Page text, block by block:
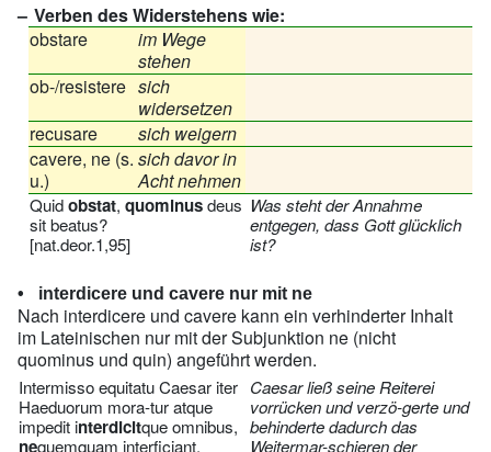
Verben des Widerstehens wie:
obstare
im Wege
stehen
ob-/resistere sich
widersetzen
recusare
sich weigern
cavere, ne (s.
u.)
sich davor in
Acht nehmen
Quidobstat,quominusdeus
sit beatus?
[nat.deor.1,95]
Was steht der Annahme
entgegen, dass Gott glücklich
ist?
interdicere und cavere nur mit ne
Nach interdicere und cavere kann ein verhinderter Inhalt
im Lateinischen nur mit der Subjunktion ne (nicht
quominus und quin) angeführt werden.
Intermisso equitatu Caesar iter
Haeduorum mora-tur atque
impedit interdicitque omnibus,
nequemquam interficiant.
Caesar ließ seine Reiterei
vorrücken und verzö-gerte und
behinderte dadurch das
Weitermar-schieren der